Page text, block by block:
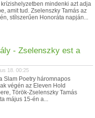
krízishelyzetben mindenki azt adja
amit tud. Zselenszky Tamás az
stílszerűen Honoráta napján...
- Zselenszky est a
18. 00:25
Slam Poetry háromnapos
végén az Eleven Hold
Török-Zselenszky Tamás
május 15-én a...